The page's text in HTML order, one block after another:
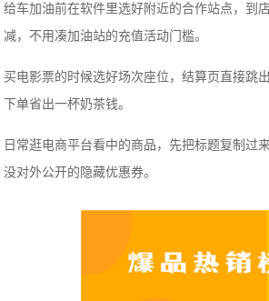
给车加油前在软件里选好附近的合作站点，到
减，不用凑加油站的充值活动门槛。
买电影票的时候选好场次座位，结算页直接跳
下单省出一杯奶茶钱。
日常逛电商平台看中的商品，先把标题复制过
没对外公开的隐藏优惠券。